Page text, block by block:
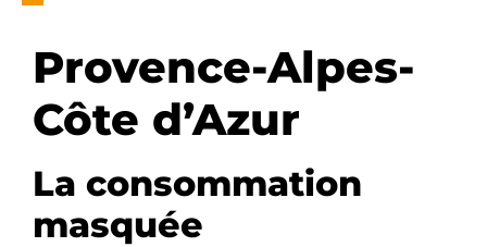
Provence-Alpes-
Côte d’Azur
La consommation
masquée